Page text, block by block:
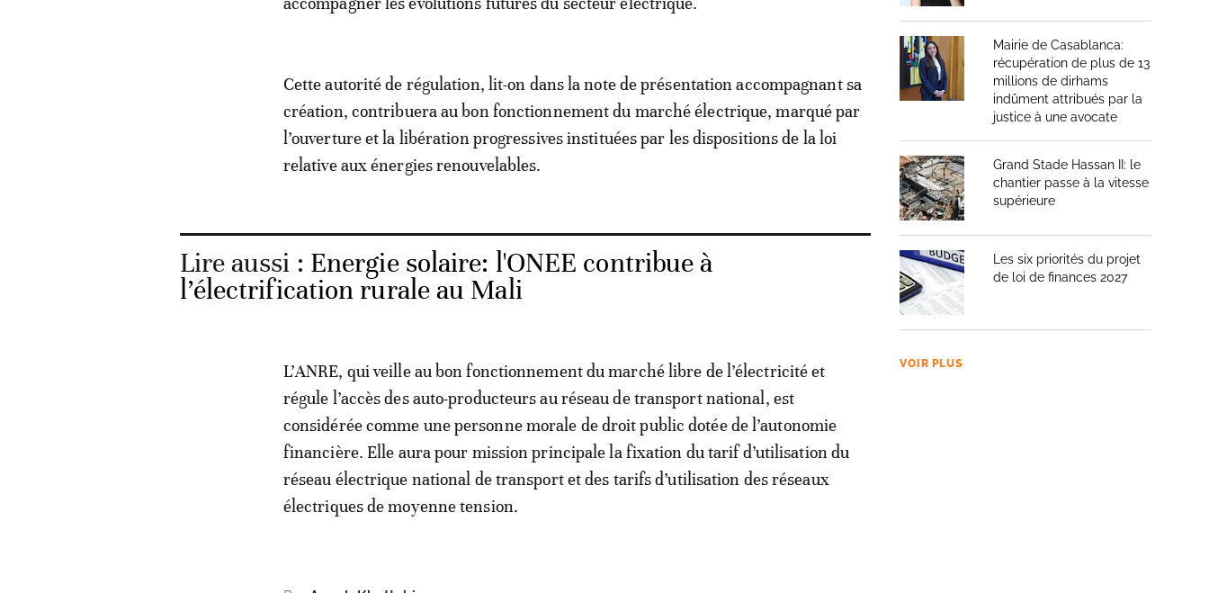
Cette autorité de régulation, lit-on dans la note de présentation accompagnant sa
création, contribuera au bon fonctionnement du marché électrique, marqué par
l’ouverture et la libération progressives instituées par les dispositions de la loi
relative aux énergies renouvelables.
Lire aussi : Energie solaire: l'ONEE contribue à
l’électrification rurale au Mali
L’ANRE, qui veille au bon fonctionnement du marché libre de l’électricité et
régule l’accès des auto-producteurs au réseau de transport national, est
considérée comme une personne morale de droit public dotée de l’autonomie
financière. Elle aura pour mission principale la fixation du tarif d’utilisation du
réseau électrique national de transport et des tarifs d’utilisation des réseaux
électriques de moyenne tension.
Mairie de Casablanca:
récupération de plus de 13
millions de dirhams
indûment attribués par la
justice à une avocate
Grand Stade Hassan II: le
chantier passe à la vitesse
supérieure
Les six priorités du projet
de loi de finances 2027
VOIR PLUS